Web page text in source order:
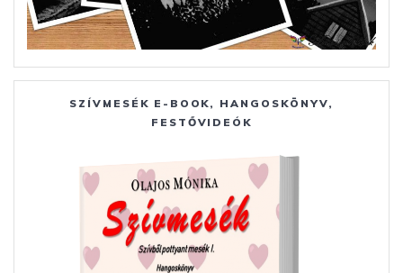
SZÍVMESÉK E-BOOK, HANGOSKÖNYV,
FESTŐVIDEÓK